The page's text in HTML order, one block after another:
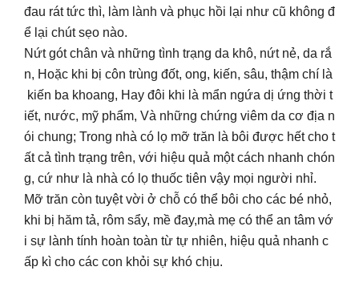
đau rát tức thì, làm lành và phục hồi lại như cũ không đ
ể lại chút sẹo nào.
Nứt gót chân và những tình trạng da khô, nứt nẻ, da rắ
n, Hoặc khi bị côn trùng đốt, ong, kiến, sâu, thậm chí là
kiến ba khoang, Hay đôi khi là mẩn ngứa dị ứng thời t
iết, nước, mỹ phẩm, Và những chứng viêm da cơ địa n
ói chung; Trong nhà có lọ mỡ trăn là bôi được hết cho t
ất cả tình trạng trên, với hiệu quả một cách nhanh chón
g, cứ như là nhà có lọ thuốc tiên vậy mọi người nhỉ.
Mỡ trăn còn tuyệt vời ở chỗ có thể bôi cho các bé nhỏ,
khi bị hăm tả, rôm sẩy, mề đay,mà mẹ có thể an tâm vớ
i sự lành tính hoàn toàn từ tự nhiên, hiệu quả nhanh c
ấp kì cho các con khỏi sự khó chịu.